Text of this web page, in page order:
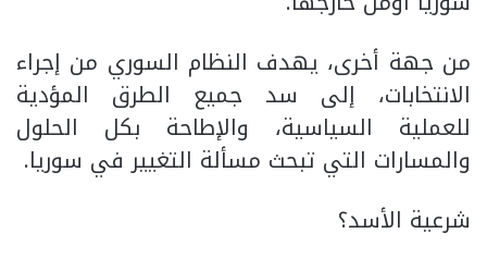
من جهة أخرى، يهدف النظام السوري من إجراء
الانتخابات، إلى سد جميع الطرق المؤدية
للعملية السياسية، والإطاحة بكل الحلول
والمسارات التي تبحث مسألة التغيير في سوريا.
شرعية الأسد؟